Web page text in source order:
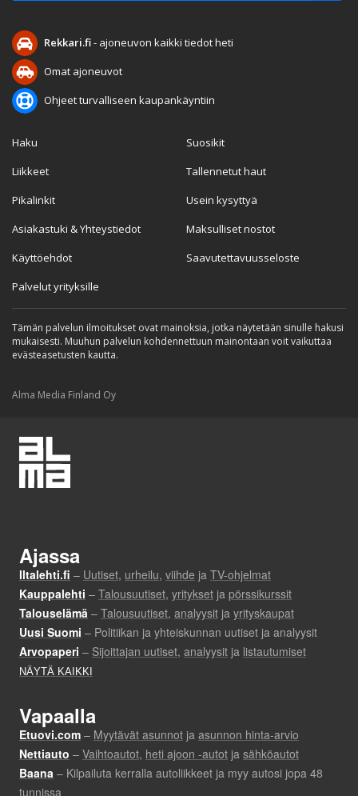
Rekkari.fi- ajoneuvon kaikki tiedot heti
Omat ajoneuvot
Ohjeet turvalliseen kaupankäyntiin
Haku
Liikkeet
Pikalinkit
Asiakastuki & Yhteystiedot
Käyttöehdot
Palvelut yrityksille
Suosikit
Tallennetut haut
Usein kysyttyä
Maksulliset nostot
Saavutettavuusseloste
Tämän palvelun ilmoitukset ovat mainoksia, jotka näytetään sinulle hakusi
mukaisesti. Muuhun palvelun kohdennettuun mainontaan voit vaikuttaa
evästeasetusten kautta.
Alma Media Finland Oy